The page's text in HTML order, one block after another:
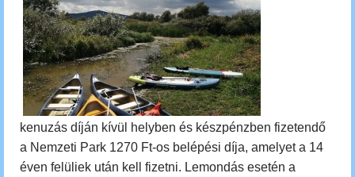
kenuzás díján kívül helyben és készpénzben fizetendő
a Nemzeti Park 1270 Ft-os belépési díja, amelyet a 14
éven felüliek után kell fizetni. Lemondás esetén a